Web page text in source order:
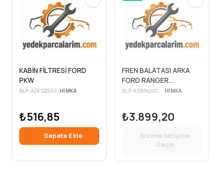
KABİN FİLTRESİ FORD
PKW
BLP-ADF122530 •HIMKA
₺516,85
Sepete Ekle
FREN BALATASI ARKA
FORD RANGER
VOLKSWAGEN AMAROK
BLP-ADBP420225 • HIMKA
₺3.899,20
Bizimle İletişime
Geçin